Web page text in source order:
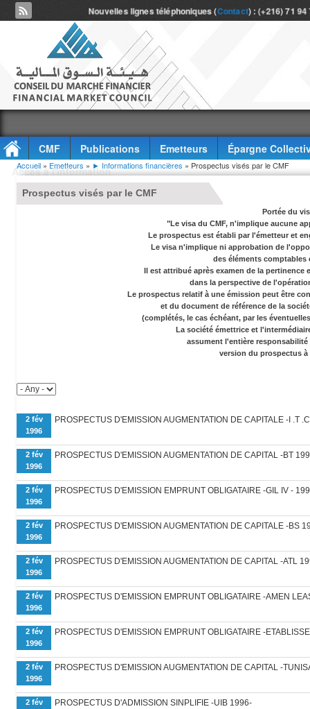
Nouvelles lignes téléphoniques (Contact) : (+216) 71
CMF Publications Emetteurs
Épargne
Accès à l'information
Vous êtes ici
Accueil » Emetteurs » ► Informations financières » Prospectus visés par le CMF
Prospectus visés par le CMF
Portée du
"Le visa du CMF, n'implique aucune
Le prospectus est établi par l'émetteur et
Le visa n'implique ni approbation de
des éléments comptables
Il est attribué après examen de la
dans la perspective de
Le prospectus relatif à une émission peut être
et du document de référence de la
(complétés, le cas échéant, par les
La société émettrice et
assument l'entière
version du prospectus à
2 fév
1996
PROSPECTUS D'EMISSION AUGMENTATION DE CAPITALE -I .T
2 fév
1996
PROSPECTUS D'EMISSION AUGMENTATION DE CAPITAL -BT
2 fév
1996
PROSPECTUS D'EMISSION EMPRUNT OBLIGATAIRE -GIL IV -
2 fév
1996
PROSPECTUS D'EMISSION AUGMENTATION DE CAPITALE -BS
2 fév
1996
PROSPECTUS D'EMISSION AUGMENTATION DE CAPITAL -ATL
2 fév
1996
PROSPECTUS D'EMISSION EMPRUNT OBLIGATAIRE -AMEN
2 fév
1996
PROSPECTUS D'EMISSION EMPRUNT OBLIGATAIRE -
2 fév
1996
PROSPECTUS D'EMISSION AUGMENTATION DE CAPITAL -
2 fév
PROSPECTUS D'ADMISSION SINPLIFIE -UIB 1996-